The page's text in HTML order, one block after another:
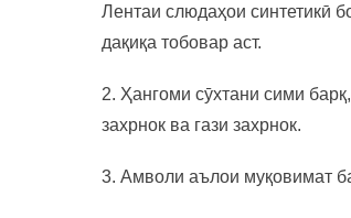
Лентаи слюдаҳои синтетикӣ
дақиқа тобовар аст.
2. Ҳангоми сӯхтани сими
захрнок ва гази захрнок.
3. Амволи аълои муқовимат